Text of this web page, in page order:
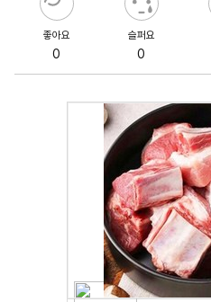
좋아요
0
슬퍼요
0